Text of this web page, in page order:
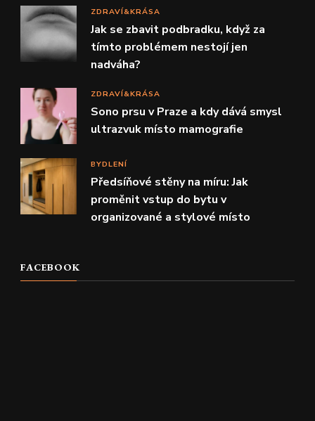
ZDRAVÍ&KRÁSA
Jak se zbavit podbradku, když za
tímto problémem nestojí jen
nadváha?
ZDRAVÍ&KRÁSA
Sono prsu v Praze a kdy dává smysl
ultrazvuk místo mamografie
BYDLENÍ
Předsíňové stěny na míru: Jak
proměnit vstup do bytu v
organizované a stylové místo
FACEBOOK